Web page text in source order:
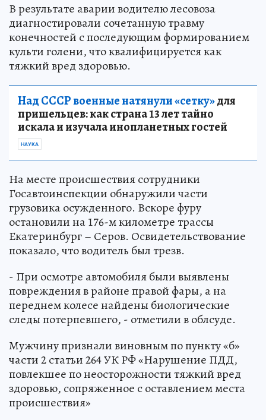
В результате аварии водителю лесовоза
диагностировали сочетанную травму
конечностей с последующим формированием
культи голени, что квалифицируется как
тяжкий вред здоровью.
Над СССР военные натянули «сетку»для
пришельцев: как страна 13 лет тайно
искала и изучала инопланетных гостей
НАУКА
На месте происшествия сотрудники
Госавтоинспекции обнаружили части
грузовика осужденного. Вскоре фуру
остановили на 176-м километре трассы
Екатеринбург – Серов. Освидетельствование
показало, что водитель был трезв.
- При осмотре автомобиля были выявлены
повреждения в районе правой фары, а на
переднем колесе найдены биологические
следы потерпевшего, - отметили в облсуде.
Мужчину признали виновным по пункту «б»
части 2 статьи 264 УК РФ «Нарушение ПДД,
повлекшее по неосторожности тяжкий вред
здоровью, сопряженное с оставлением места
происшествия»